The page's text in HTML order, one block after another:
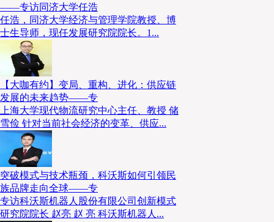
——专访同济大学任浩
任浩，同济大学经济与管理学院教授、博
士生导师，现任发展研究院院长。1...
【大咖有约】变局、重构、进化：供应链
发展的未来趋势——专
上海大学现代物流研究中心主任、教授 储
雪俭 针对当前社会经济的变革、供应...
突破模式与技术瓶颈，科沃斯如何引领民
族品牌走向全球——专
专访科沃斯机器人股份有限公司创新模式
研究院院长 赵亮 赵 亮 科沃斯机器人...